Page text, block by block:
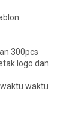
300pcs
logo dan
waktu